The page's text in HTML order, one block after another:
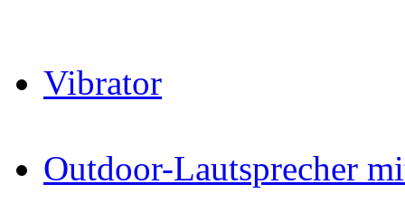
Vibrator
Outdoor-Lautsprecher